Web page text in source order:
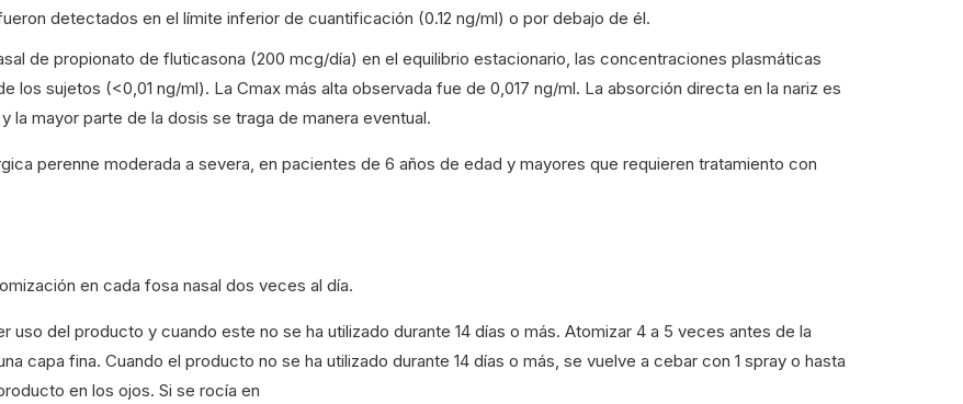
detectados en el límite inferior de cuantificación (0.12 ng/ml) o por debajo de él.
de propionato de fluticasona (200 mcg/día) en el equilibrio estacionario, las concentraciones plasmáticas
los sujetos (<0,01 ng/ml). La Cmax más alta observada fue de 0,017 ng/ml. La absorción directa en la nariz es
la mayor parte de la dosis se traga de manera eventual.
perenne moderada a severa, en pacientes de 6 años de edad y mayores que requieren tratamiento con
en cada fosa nasal dos veces al día.
uso del producto y cuando este no se ha utilizado durante 14 días o más. Atomizar 4 a 5 veces antes de la
capa fina. Cuando el producto no se ha utilizado durante 14 días o más, se vuelve a cebar con 1 spray o hasta
en los ojos. Si se rocía en